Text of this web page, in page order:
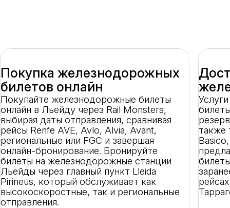
Покупка железнодорожных
билетов онлайн
Покупайте железнодорожные билеты
онлайн в Льейду через Rail Monsters,
выбирая даты отправления, сравнивая
рейсы Renfe AVE, Avlo, Alvia, Avant,
региональные или FGC и завершая
онлайн-бронирование. Бронируйте
билеты на железнодорожные станции
Льейды через главный пункт Lleida
Pirineus, который обслуживает как
высокоскоростные, так и региональные
отправления.
также